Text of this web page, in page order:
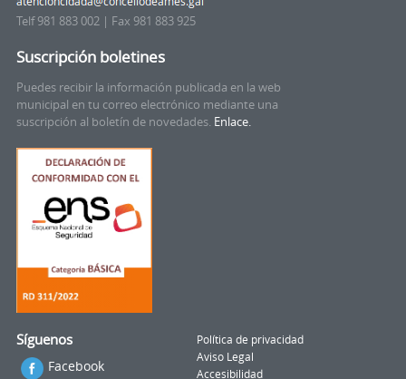
Telf 981 883 002 | Fax 981 883 925
Suscripción boletines
Puedes recibir la información publicada en la web
municipal en tu correo electrónico mediante una
suscripción al boletín de novedades. Enlace.
Síguenos
Facebook
Política de privacidad
Aviso Legal
Accesibilidad